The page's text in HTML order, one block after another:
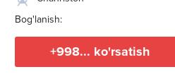
Bog'lanish:
+998... ko'rsatish